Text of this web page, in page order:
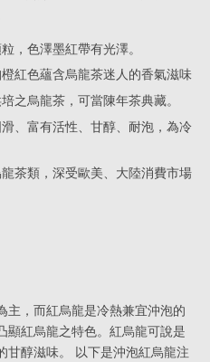
，色澤墨紅帶有光澤。
紅色蘊含烏龍茶迷人的香氣滋味
之烏龍茶，可當陳年茶典藏。
、富有活性、甘醇、耐泡，為冷
茶類，深受歐美、大陸消費市場
主，而紅烏龍是冷熱兼宜沖泡的
顯紅烏龍之特色。紅烏龍可說是
甘醇滋味。 以下是沖泡紅烏龍注